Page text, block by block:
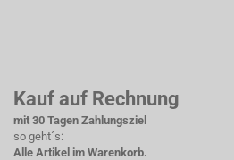
Kauf auf Rechnung
mit 30 Tagen Zahlungsziel
so geht´s:
Alle Artikel im Warenkorb.